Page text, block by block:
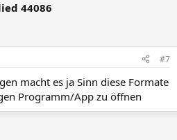
44086
#7
macht es ja Sinn diese Formate
Programm/App zu öffnen